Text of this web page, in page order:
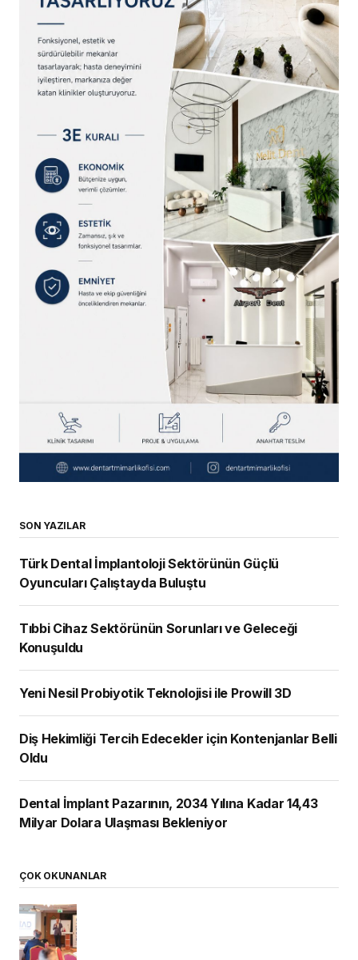
SON YAZILAR
Türk Dental İmplantoloji Sektörünün Güçlü
Oyuncuları Çalıştayda Buluştu
Tıbbi Cihaz Sektörünün Sorunları ve Geleceği
Konuşuldu
Yeni Nesil Probiyotik Teknolojisi ile Prowill 3D
Diş Hekimliği Tercih Edecekler için Kontenjanlar Belli
Oldu
Dental İmplant Pazarının, 2034 Yılına Kadar 14,43
Milyar Dolara Ulaşması Bekleniyor
ÇOK OKUNANLAR